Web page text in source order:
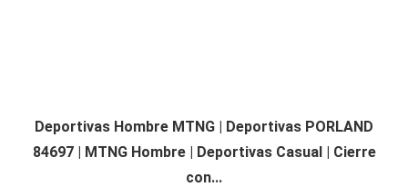
Deportivas Hombre MTNG | Deportivas PORLAND
84697 | MTNG Hombre | Deportivas Casual | Cierre
con...